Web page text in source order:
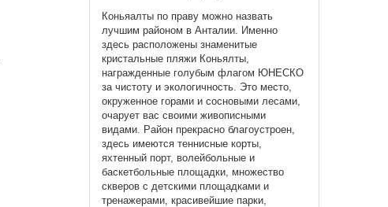
Коньяалты по праву можно назвать
лучшим районом в Анталии. Именно
здесь расположены знаменитые
кристальные пляжи Коньялты,
награжденные голубым флагом ЮНЕСКО
за чистоту и экологичность. Это место,
окруженное горами и сосновыми лесами,
очарует вас своими живописными
видами. Район прекрасно благоустроен,
здесь имеются теннисные корты,
яхтенный порт, волейбольные и
баскетбольные площадки, множество
скверов с детскими площадками и
тренажерами, красивейшие парки,